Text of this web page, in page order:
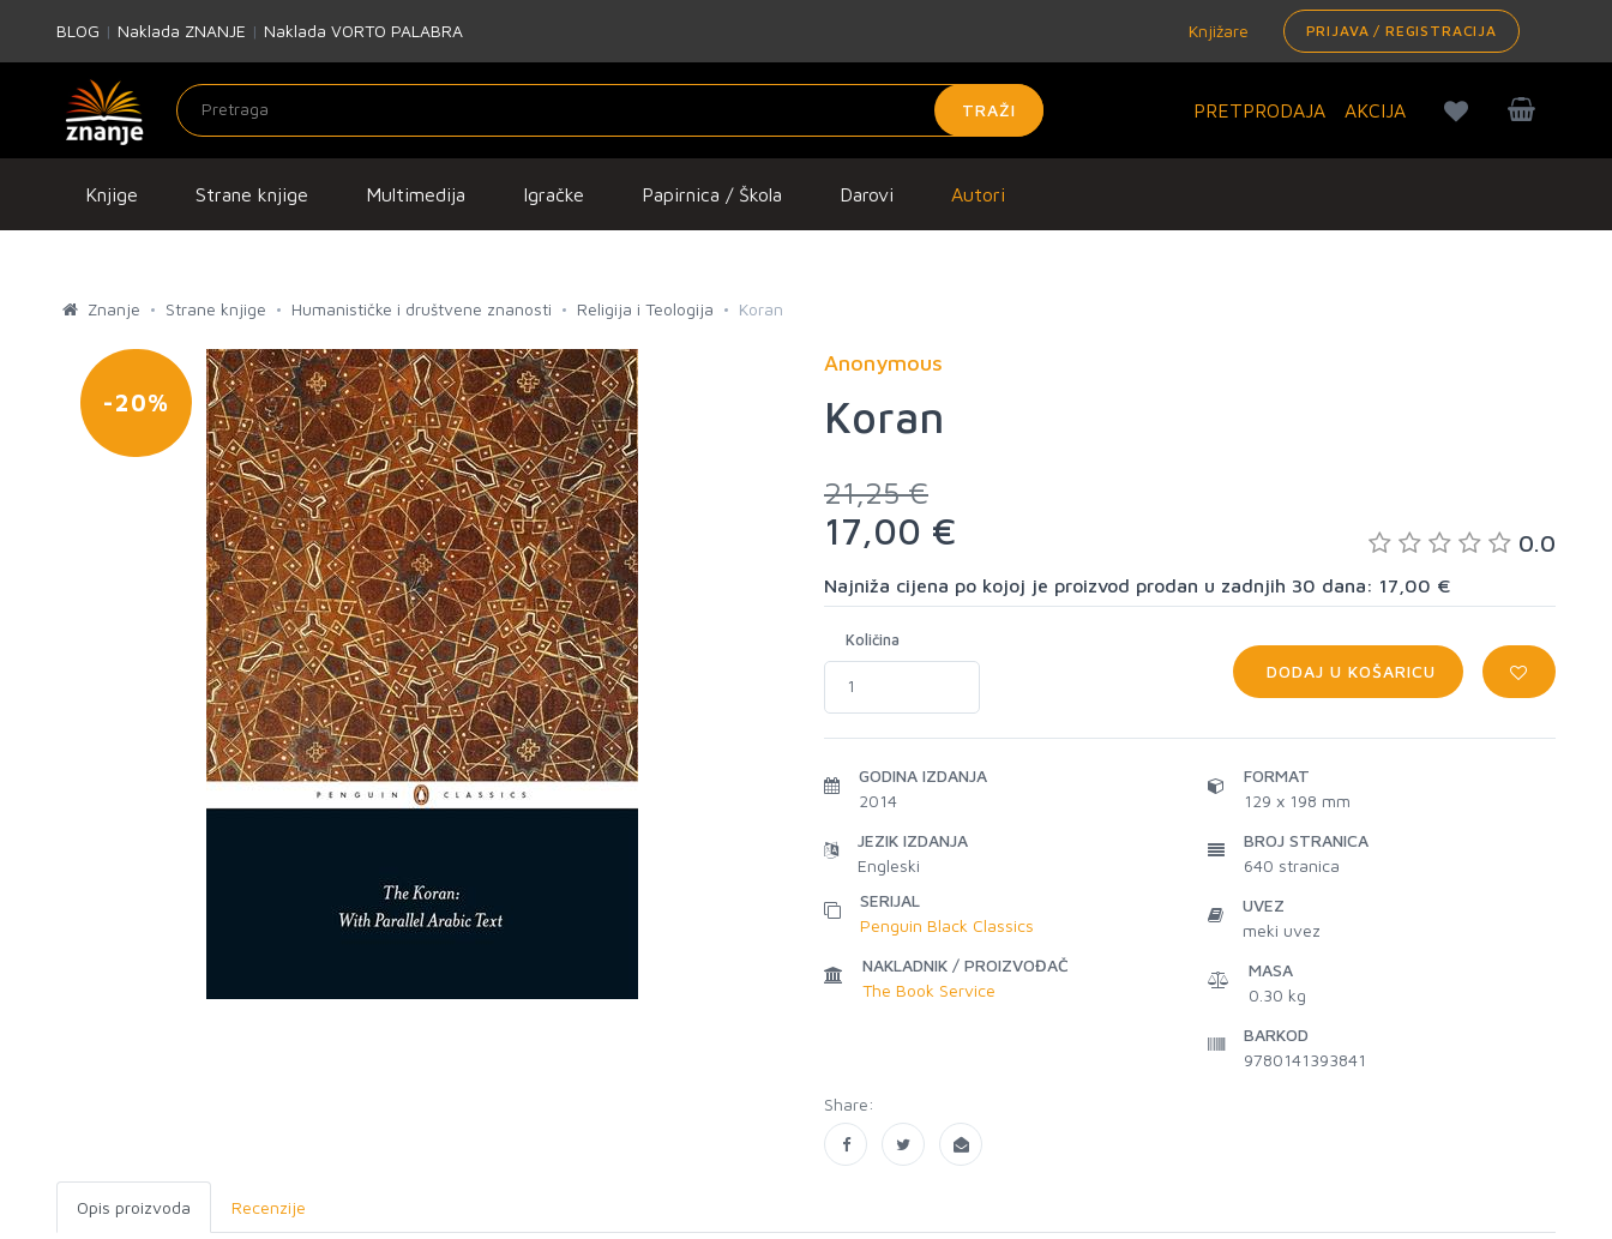
BLOG | Naklada ZNANJE | Naklada VORTO PALABRA Knjižare PRIJAVA / REGISTRACIJA
TRAŽI PRETPRODAJA AKCIJA
Knjige Strane knjige Multimedija Igračke Papirnica / Škola Darovi Autori
Znanje Strane knjige Humanističke i društvene znanosti Religija i Teologija Koran
-20%
Anonymous
Koran
21,25 €
17,00 € 0.0
Najniža cijena po kojoj je proizvod prodan u zadnjih 30 dana: 17,00 €
Količina
DODAJ U KOŠARICU
GODINA IZDANJA
2014
JEZIK IZDANJA
Engleski
SERIJAL
Penguin Black Classics
NAKLADNIK / PROIZVOĐAČ
The Book Service
FORMAT
129 x 198 mm
BROJ STRANICA
640 stranica
UVEZ
meki uvez
MASA
0.30 kg
BARKOD
9780141393841
Share:
Opis proizvoda Recenzije